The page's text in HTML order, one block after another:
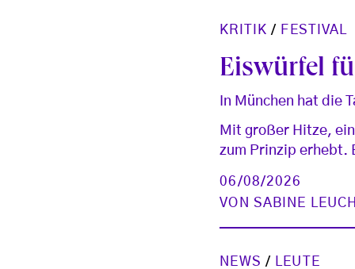
KRITIK / FESTIVAL
Eiswürfel
In München hat die
Mit großer Hitze,
zum Prinzip erhebt.
06/08/2026
VON SABINE
NEWS / LEUTE